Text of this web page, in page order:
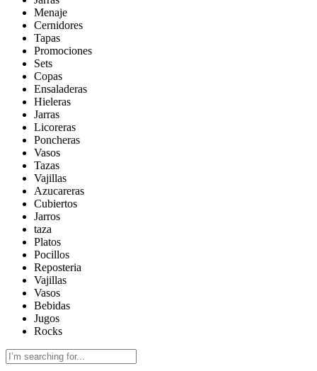
Menaje
Cernidores
Tapas
Promociones
Sets
Copas
Ensaladeras
Hieleras
Jarras
Licoreras
Poncheras
Vasos
Tazas
Vajillas
Azucareras
Cubiertos
Jarros
taza
Platos
Pocillos
Reposteria
Vajillas
Vasos
Bebidas
Jugos
Rocks